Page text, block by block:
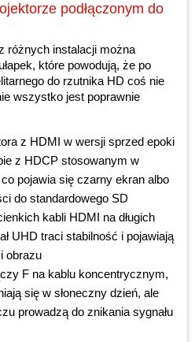
podłączonym do
różnych instalacji można
które powodują, że po
do rzutnika HD coś nie
wszystko jest poprawnie
z HDMI w wersji sprzed epoki
z HDCP stosowanym w
pojawia się czarny ekran albo
do standardowego SD
kabli HDMI na długich
UHD traci stabilność i pojawiają
obrazu
F na kablu koncentrycznym,
się w słoneczny dzień, ale
prowadzą do znikania sygnału